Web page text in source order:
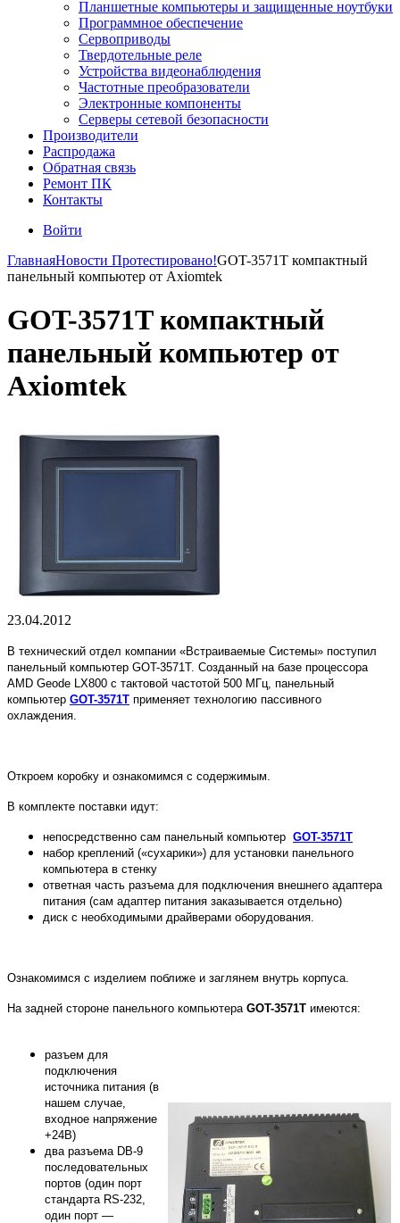
Планшетные компьютеры и защищенные ноутбуки
Программное обеспечение
Сервоприводы
Твердотельные реле
Устройства видеонаблюдения
Частотные преобразователи
Электронные компоненты
Серверы сетевой безопасности
Производители
Распродажа
Обратная связь
Ремонт ПК
Контакты
Войти
ГлавнаяНовости Протестировано!GOT-3571T компактный
панельный компьютер от Axiomtek
GOT-3571T компактный
панельный компьютер от
Axiomtek
23.04.2012
В технический отдел компании «Встраиваемые Системы» поступил
панельный компьютер GOT-3571T. Созданный на базе процессора
AMD Geode LX800 с тактовой частотой 500 МГц, панельный
компьютер GOT-3571T применяет технологию пассивного
охлаждения.
Откроем коробку и ознакомимся с содержимым.
В комплекте поставки идут:
непосредственно сам панельный компьютер GOT-3571T
набор креплений («сухарики») для установки панельного
компьютера в стенку
ответная часть разъема для подключения внешнего адаптера
питания (сам адаптер питания заказывается отдельно)
диск с необходимыми драйверами оборудования.
Ознакомимся с изделием поближе и заглянем внутрь корпуса.
На задней стороне панельного компьютера GOT-3571T имеются:
разъем для
подключения
источника питания (в
нашем случае,
входное напряжение
+24В)
два разъема DB-9
последовательных
портов (один порт
стандарта RS-232,
один порт —